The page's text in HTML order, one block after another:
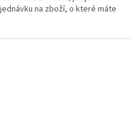
na zboží, o které máte